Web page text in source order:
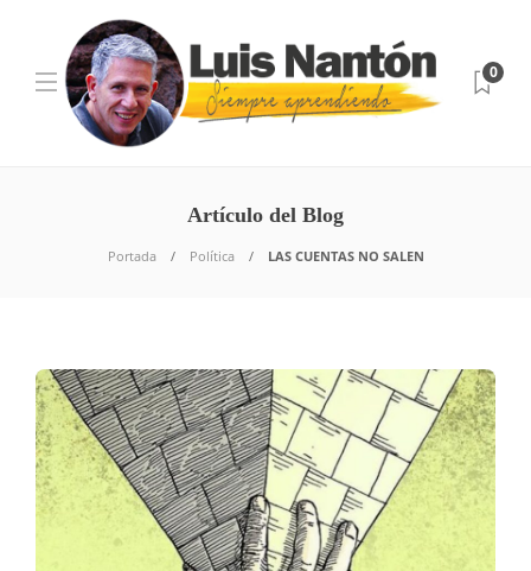
0
Artículo del Blog
Portada Política LAS CUENTAS NO SALEN